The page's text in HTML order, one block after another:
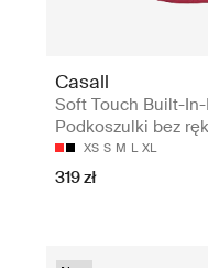
Casall
Soft Touch Built-In-
Podkoszulki bez
XS S M L XL
319 zł